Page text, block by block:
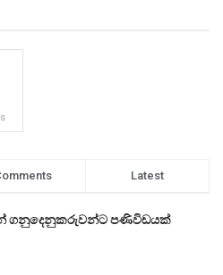
Latest
ගනුදෙනුකරුවන්ට පණිවිඩයක්